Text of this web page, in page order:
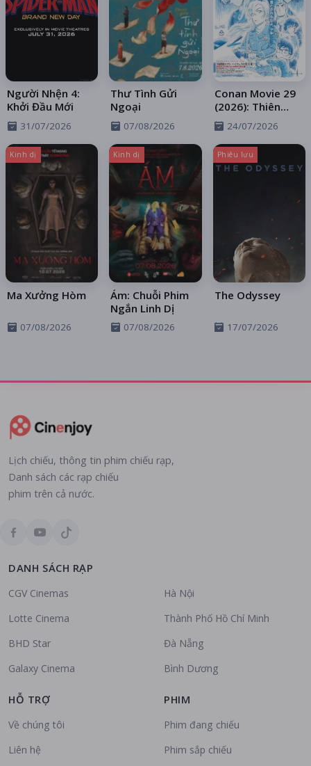
Người Nhện 4:
Khởi Đầu Mới
31/07/2026
Thư Tình Gửi
Ngoại
07/08/2026
Conan Movie 29
(2026): Thiên
Thần Sa Ngã
Trên Xa Lộ
24/07/2026
Kinh dị
Ma Xưởng Hòm
07/08/2026
Kinh dị
Ám: Chuỗi Phim
Ngắn Linh Dị
07/08/2026
Phiêu lưu
The Odyssey
17/07/2026
Lịch chiếu, thông tin phim chiếu rạp,
Danh sách các rạp chiếu
phim trên cả nước.
DANH SÁCH RẠP
CGV Cinemas
Lotte Cinema
BHD Star
Galaxy Cinema
Hà Nội
Thành Phố Hồ Chí Minh
Đà Nẵng
Bình Dương
HỖ TRỢ
Về chúng tôi
Liên hệ
PHIM
Phim đang chiếu
Phim sắp chiếu